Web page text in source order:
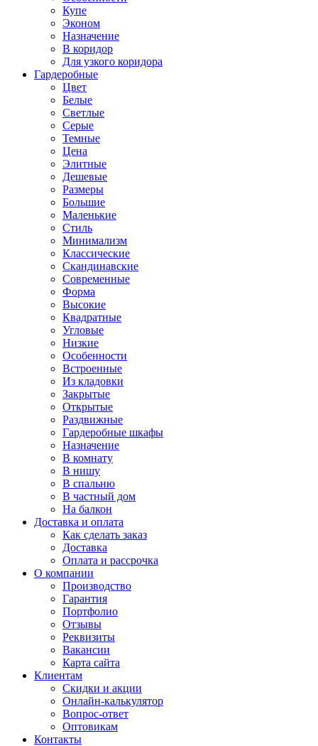
Купе
Эконом
Назначение
В коридор
Для узкого коридора
Гардеробные
Цвет
Белые
Светлые
Серые
Темные
Цена
Элитные
Дешевые
Размеры
Большие
Маленькие
Стиль
Минимализм
Классические
Скандинавские
Современные
Форма
Высокие
Квадратные
Угловые
Низкие
Особенности
Встроенные
Из кладовки
Закрытые
Открытые
Раздвижные
Гардеробные шкафы
Назначение
В комнату
В нишу
В спальню
В частный дом
На балкон
Доставка и оплата
Как сделать заказ
Доставка
Оплата и рассрочка
О компании
Производство
Гарантия
Портфолио
Отзывы
Реквизиты
Вакансии
Карта сайта
Клиентам
Скидки и акции
Онлайн-калькулятор
Вопрос-ответ
Оптовикам
Контакты